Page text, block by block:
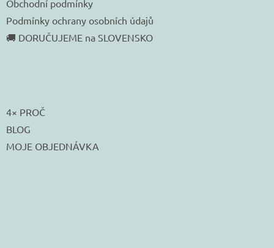
Obchodní podmínky
Podmínky ochrany osobních údajů
🚚 DORUČUJEME na SLOVENSKO
4× PROČ
BLOG
MOJE OBJEDNÁVKA